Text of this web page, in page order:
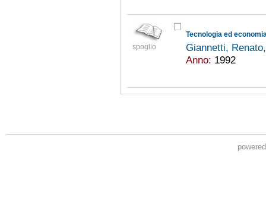
spoglio
Tecnologia ed
Giannetti,
Anno: 1992